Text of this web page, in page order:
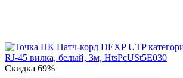
Скидка 69%